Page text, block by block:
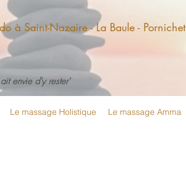
à Saint-Nazaire - La Baule - Pornichet
envie d'y rester'
Le massage Holistique Le massage Amma